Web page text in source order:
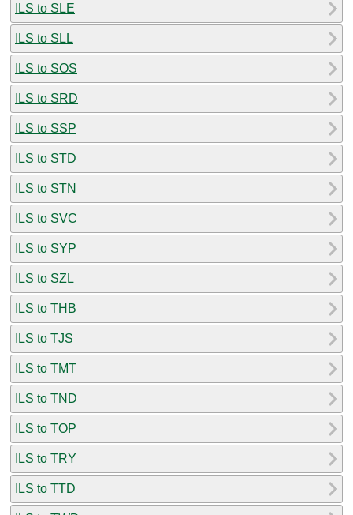
ILS to SLE
ILS to SLL
ILS to SOS
ILS to SRD
ILS to SSP
ILS to STD
ILS to STN
ILS to SVC
ILS to SYP
ILS to SZL
ILS to THB
ILS to TJS
ILS to TMT
ILS to TND
ILS to TOP
ILS to TRY
ILS to TTD